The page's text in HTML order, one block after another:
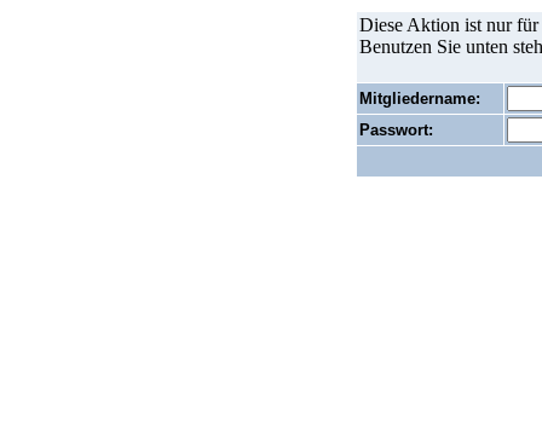
Diese Aktion ist nur für
Benutzen Sie unten
Mitgliedername:
Passwort: